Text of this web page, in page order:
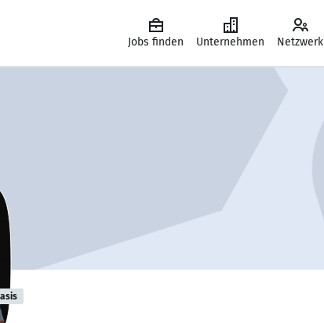
Jobs finden Unternehmen Netzwerk